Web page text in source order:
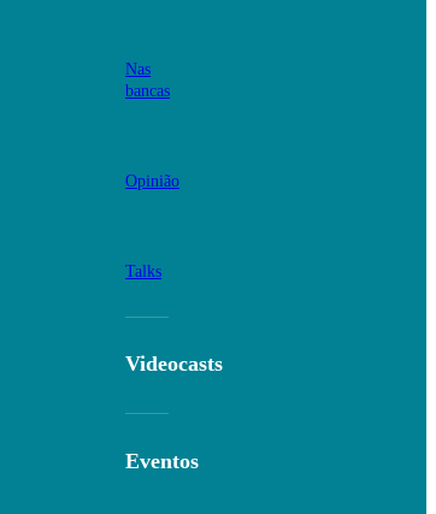
Nas
bancas
Opinião
Talks
Videocasts
Eventos